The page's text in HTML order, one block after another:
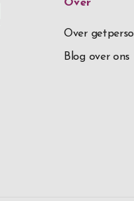
Over
Over
Blog over ons